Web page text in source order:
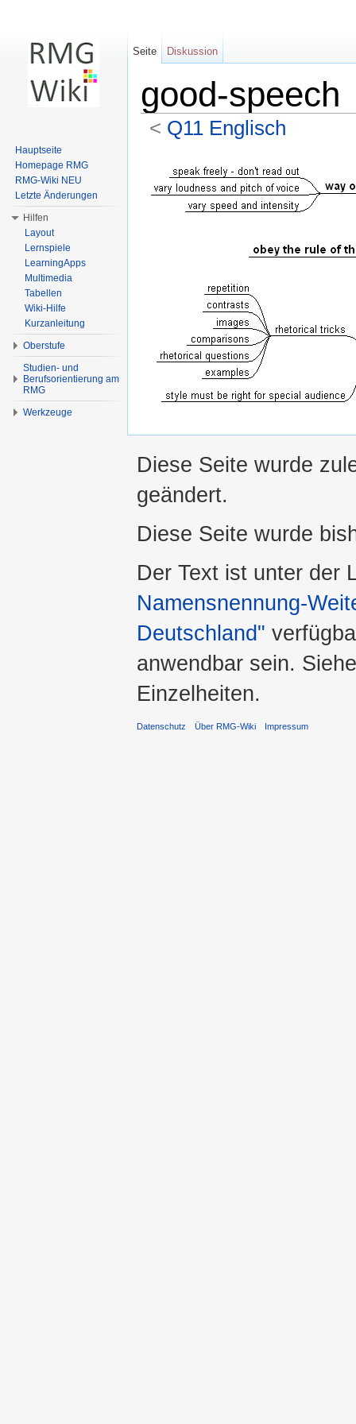
good-speech
< Q11 Englisch
Seite Diskussion
Hauptseite
Homepage RMG
RMG-Wiki NEU
Letzte Änderungen
Hilfen
Layout
Lernspiele
LearningApps
Multimedia
Tabellen
Wiki-Hilfe
Kurzanleitung
Oberstufe
Studien- und
Berufsorientierung am
RMG
Werkzeuge
Diese Seite wurde
geändert.
Diese Seite wurde
Der Text ist unter der
Namensnennung-
Deutschland"
anwendbar sein.
Einzelheiten.
Datenschutz Über RMG-Wiki Impressum